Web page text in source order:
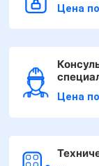
Цена
Цена